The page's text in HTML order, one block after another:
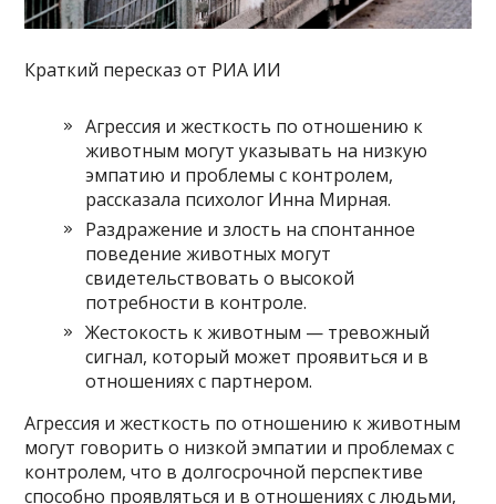
Краткий пересказ от РИА ИИ
Агрессия и жесткость по отношению к
животным могут указывать на низкую
эмпатию и проблемы с контролем,
рассказала психолог Инна Мирная.
Раздражение и злость на спонтанное
поведение животных могут
свидетельствовать о высокой
потребности в контроле.
Жестокость к животным — тревожный
сигнал, который может проявиться и в
отношениях с партнером.
Агрессия и жесткость по отношению к животным
могут говорить о низкой эмпатии и проблемах с
контролем, что в долгосрочной перспективе
способно проявляться и в отношениях с людьми,